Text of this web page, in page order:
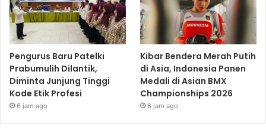
Pengurus Baru Patelki
Prabumulih Dilantik,
Diminta Junjung Tinggi
Kode Etik Profesi
6 jam ago
Kibar Bendera Merah Putih
di Asia, Indonesia Panen
Medali di Asian BMX
Championships 2026
6 jam ago